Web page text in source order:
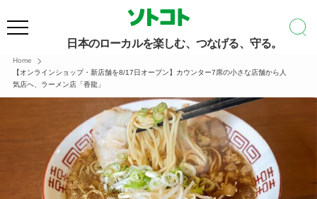
日本のローカルを楽しむ、つなげる、守る。
Home
【オンラインショップ・新店舗を8/17日オープン】カウンター7席の小さな店舗から人
気店へ、ラーメン店「香龍」